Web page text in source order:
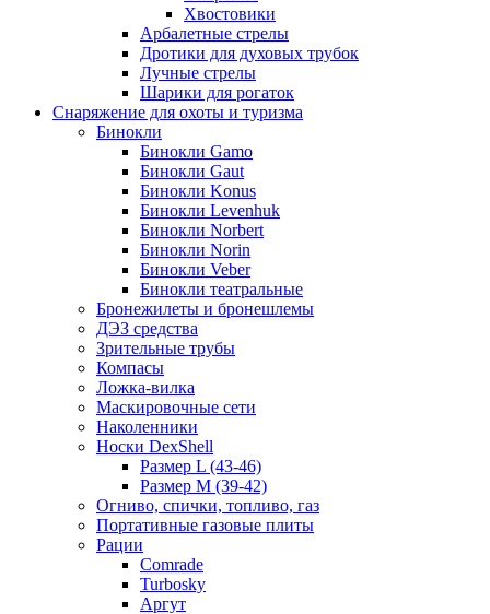
Хвостовики
Арбалетные стрелы
Дротики для духовых трубок
Лучные стрелы
Шарики для рогаток
Снаряжение для охоты и туризма
Бинокли
Бинокли Gamo
Бинокли Gaut
Бинокли Konus
Бинокли Levenhuk
Бинокли Norbert
Бинокли Norin
Бинокли Veber
Бинокли театральные
Бронежилеты и бронешлемы
ДЭЗ средства
Зрительные трубы
Компасы
Ложка-вилка
Маскировочные сети
Наколенники
Носки DexShell
Размер L (43-46)
Размер M (39-42)
Огниво, спички, топливо, газ
Портативные газовые плиты
Рации
Comrade
Turbosky
Аргут